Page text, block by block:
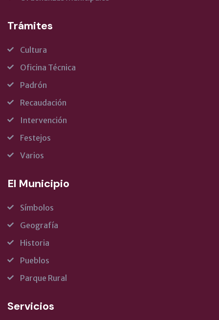
Trámites
Cultura
Oficina Técnica
Padrón
Recaudación
Intervención
Festejos
Varios
El Municipio
Símbolos
Geografía
Historia
Pueblos
Parque Rural
Servicios